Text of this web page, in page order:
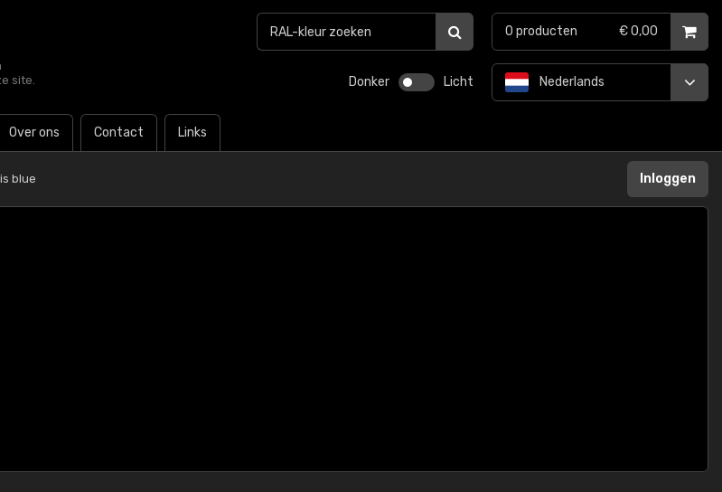
site.
Donker Licht
Over ons Contact Links
Nederlands
0 producten € 0,00
blue Inloggen